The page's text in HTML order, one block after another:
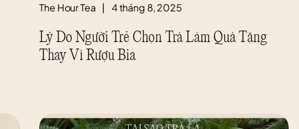
The Hour Tea | 4 tháng 8, 2025
Lý Do Người Trẻ Chọn Trà Làm Quà Tặng
Thay Vì Rượu Bia